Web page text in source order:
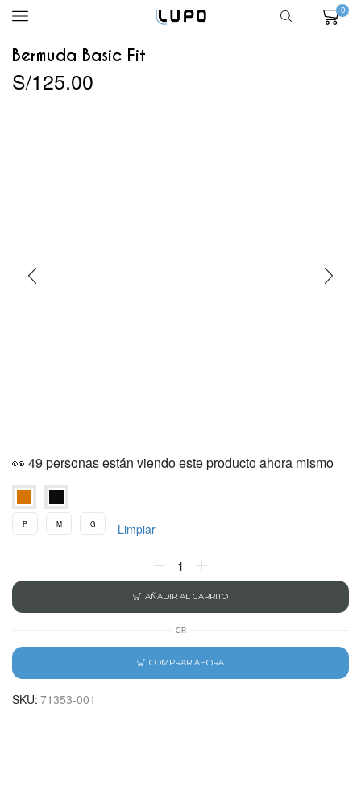
0
Bermuda Basic Fit
S/125.00
👀 49 personas están viendo este producto ahora mismo
P M G Limpiar
AÑADIR AL CARRITO
OR
COMPRAR AHORA
SKU: 71353-001